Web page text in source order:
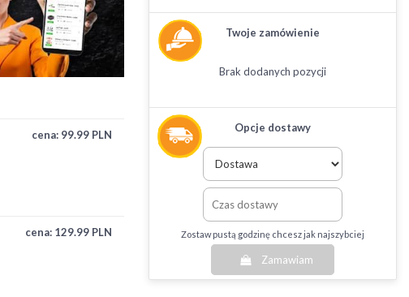
cena: 99.99 PLN
cena: 129.99 PLN
Twoje zamówienie
Brak dodanych pozycji
Opcje dostawy
Zostaw pustą godzinę chcesz jak najszybciej
Zamawiam